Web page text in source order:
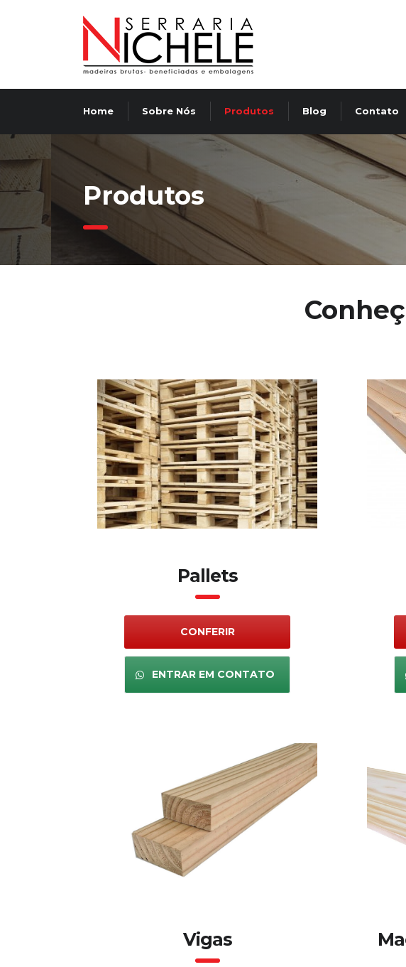
Home Sobre Nós Produtos Blog Contato
Produtos
Pallets
CONFERIR
ENTRAR EM CONTATO
Vigas